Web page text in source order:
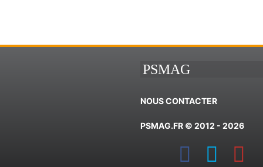
PSMAG
NOUS CONTACTER
PSMAG.FR © 2012 - 2026